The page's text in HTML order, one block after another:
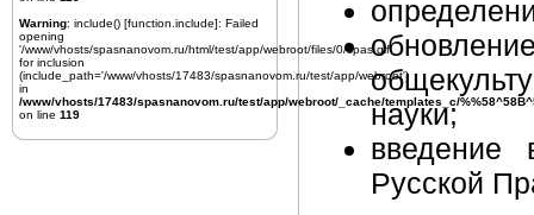
науки;
введение
Русской
Warning: include() [function.include]: Failed
opening
'/www/vhosts/spasnanovom.ru/html/test/app/webroot/files/0/spas.gif'
for inclusion
(include_path='/www/vhosts/17483/spasnanovom.ru/test/app/webroot')
in
/www/vhosts/17483/spasnanovom.ru/test/app/webroot/_cache/templates_c/
on line 119